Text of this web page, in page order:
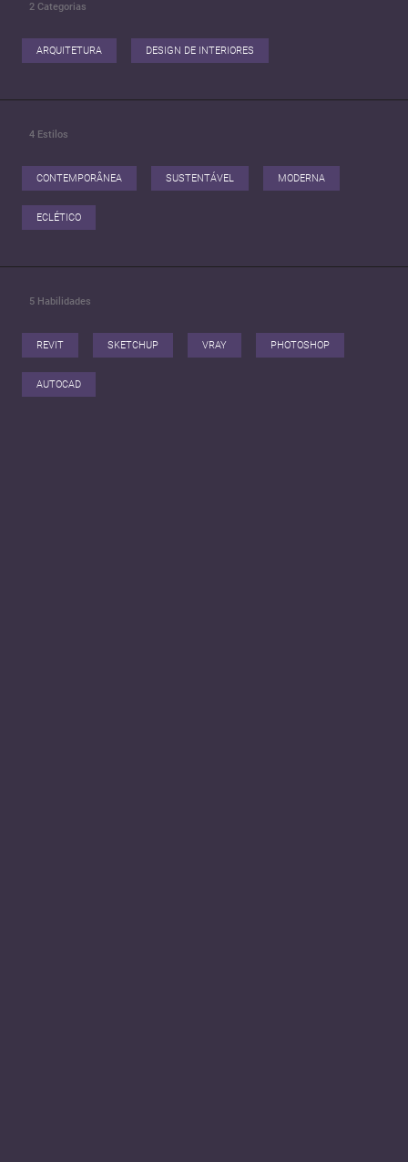
2 Categorias
ARQUITETURA DESIGN DE INTERIORES
4 Estilos
CONTEMPORÂNEA SUSTENTÁVEL MODERNA
ECLÉTICO
5 Habilidades
REVIT SKETCHUP VRAY PHOTOSHOP
AUTOCAD